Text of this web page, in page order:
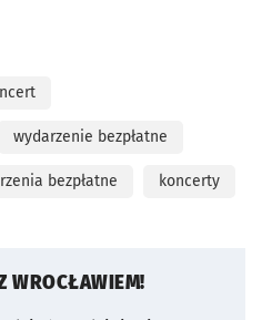
wydarzenie bezpłatne
bezpłatne koncerty
WROCŁAWIEM!